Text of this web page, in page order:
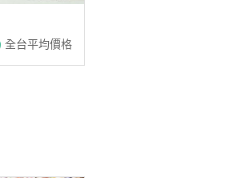
全台平均價格